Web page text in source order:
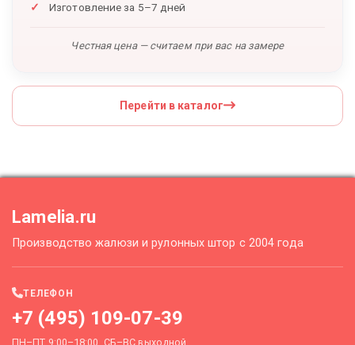
Изготовление за 5–7 дней
Честная цена — считаем при вас на замере
Перейти в каталог
Lamelia.ru
Производство жалюзи и рулонных штор с 2004 года
ТЕЛЕФОН
+7 (495) 109-07-39
ПН–ПТ 9:00–18:00, СБ–ВС выходной